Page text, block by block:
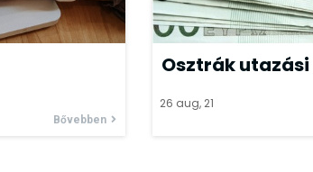
Bővebben
Osztrák
26 aug, 21